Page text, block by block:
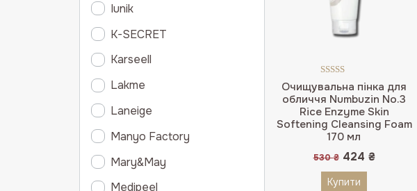
Iunik
K-SECRET
Karseell
Lakme
Laneige
Manyo Factory
Mary&May
Medipeel
Очищувальна пінка для
обличчя Numbuzin No.3
Rice Enzyme Skin
Softening Cleansing Foam
170 мл
Оцінено в
5.00з 5
530₴ Оригінальна
530 ₴.
424 ₴Поточна
Купити